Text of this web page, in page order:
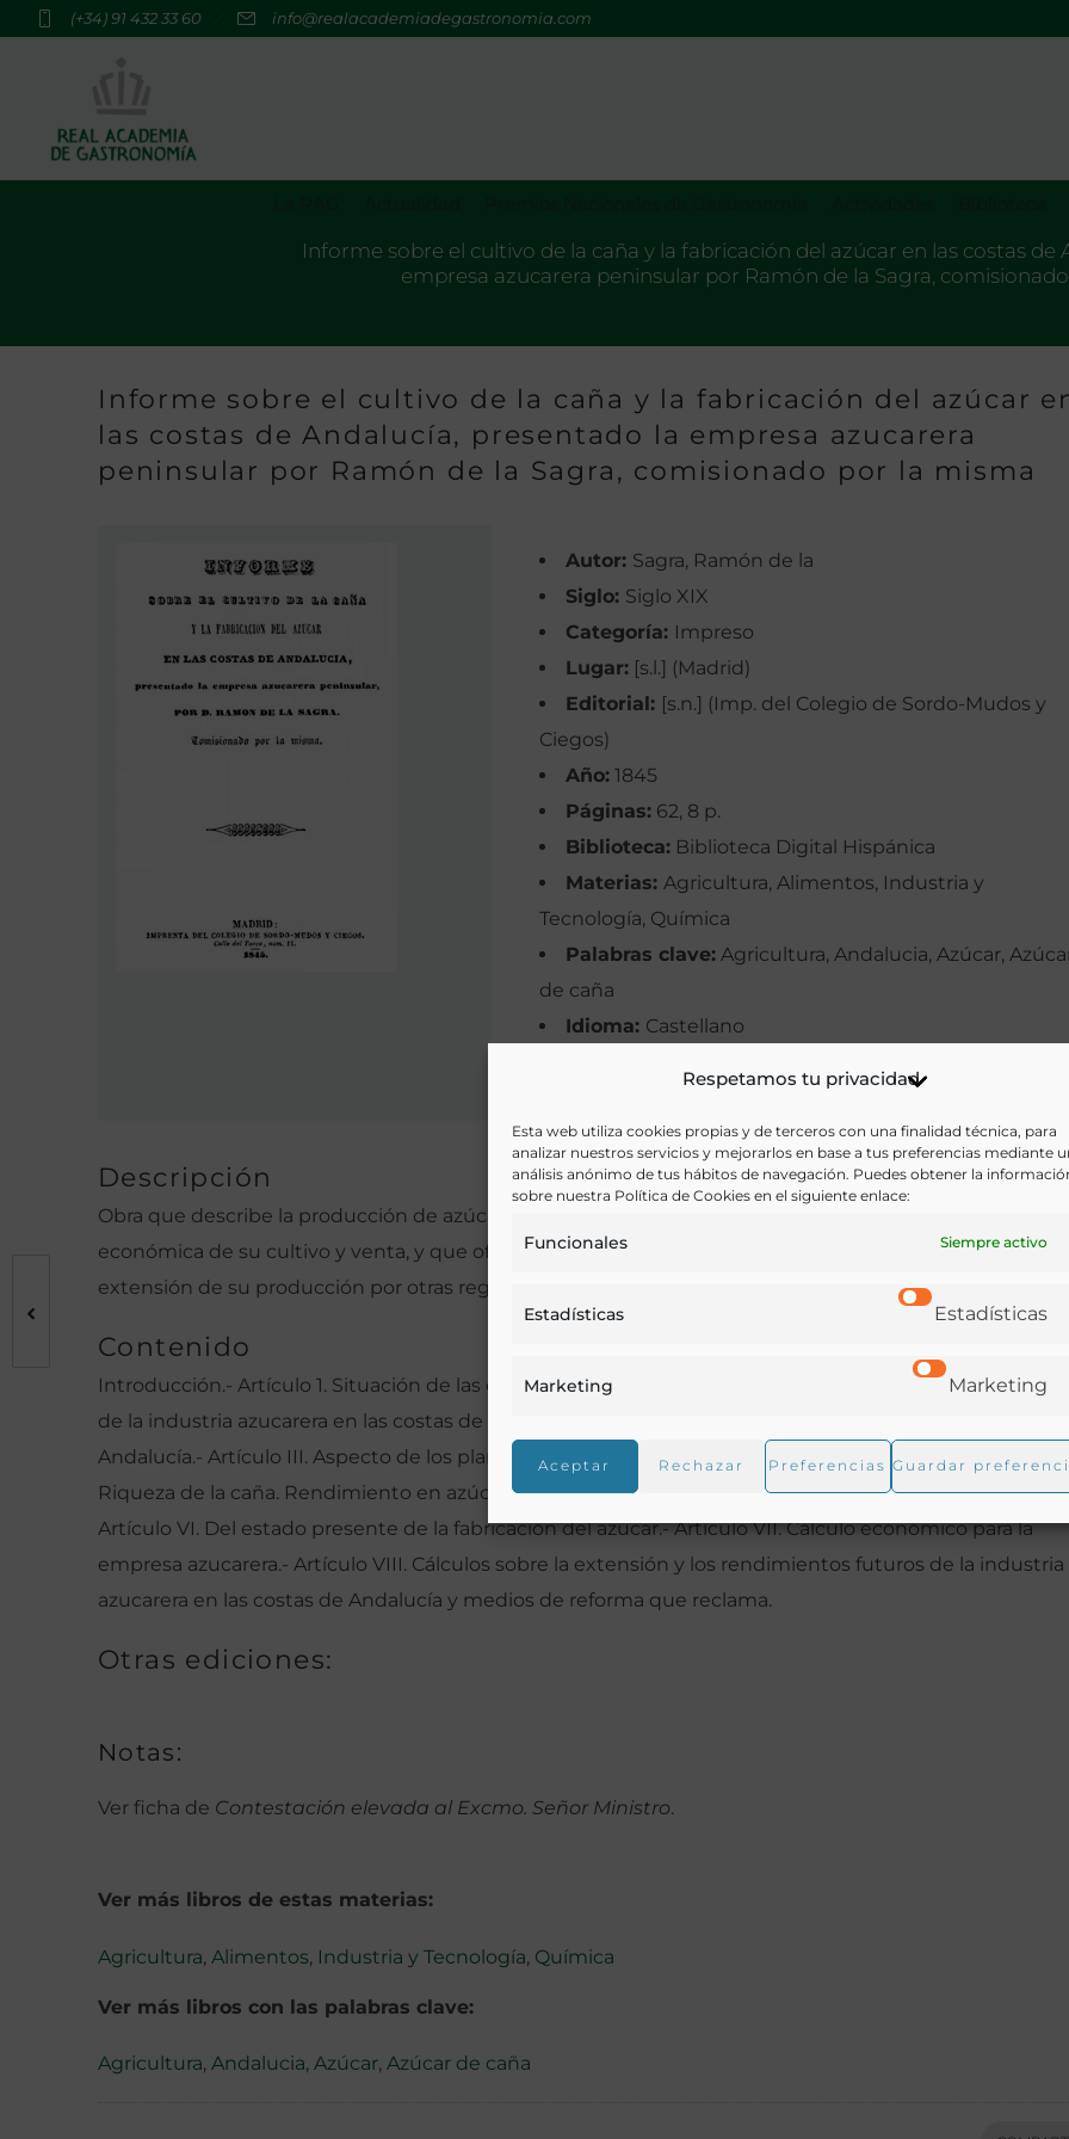
Respetamos tu privacidad
Esta web utiliza cookies propias y de terceros con una finalidad técnica, para
analizar nuestros servicios y mejorarlos en base a tus preferencias mediante
análisis anónimo de tus hábitos de navegación. Puedes obtener la
sobre nuestra Política de Cookies en el siguiente enlace:
Funcionales Siempre activo
Estadísticas Estadísticas
Marketing Marketing
Aceptar Rechazar Preferencias Guardar
(+34) 91 432 33 60 info@realacademiadegastronomia.com
Informe sobre el cultivo de la caña y la fabricación del azúcar en las costas de
empresa azucarera peninsular por Ramón de la Sagra,
Informe sobre el cultivo de la caña y la fabricación del azúcar
las costas de Andalucía, presentado la empresa azucarera
peninsular por Ramón de la Sagra, comisionado por la misma
Autor: Sagra, Ramón de la
Siglo: Siglo XIX
Categoría: Impreso
Lugar: [s.l.] (Madrid)
Editorial: [s.n.] (Imp. del Colegio de Sordo-Mudos y
Ciegos)
Año: 1845
Páginas: 62, 8 p.
Biblioteca: Biblioteca Digital Hispánica
Materias: Agricultura, Alimentos, Industria y
Tecnología, Química
Palabras clave: Agricultura, Andalucia, Azúcar,
de caña
Idioma: Castellano
Ir a versión electrónica
Descripción
Obra que describe la producción de azúcar de caña en Andalucía, su historia, características e
económica de su cultivo y venta, y que ofrece una previsión del coste y los rendimientos que
extensión de su producción por otras regiones andaluzas.
Contenido
Introducción.- Artículo 1. Situación de las comarcas de caña. Clima que de ella resulta. Resumen
de la industria azucarera en las costas de Andalucía.- Artículo II. Extensión del cultivo de la caña en
Andalucía.- Artículo III. Aspecto de los plantíos. Variedad del cultivo. Rendimiento de la planta.- Artículo
Riqueza de la caña. Rendimiento en azúcar.- Artículo V. Del estado presente de la fabricación del
Artículo VI. Del estado presente de la fabricación del azúcar.- Artículo VII. Cálculo económico para la
empresa azucarera.- Artículo VIII. Cálculos sobre la extensión y los rendimientos futuros de la industria
azucarera en las costas de Andalucía y medios de reforma que reclama.
Otras ediciones:
Notas:
Ver ficha de Contestación elevada al Excmo. Señor Ministro.
Ver más libros de estas materias:
Agricultura, Alimentos, Industria y Tecnología, Química
Ver más libros con las palabras clave:
Agricultura, Andalucia, Azúcar, Azúcar de caña